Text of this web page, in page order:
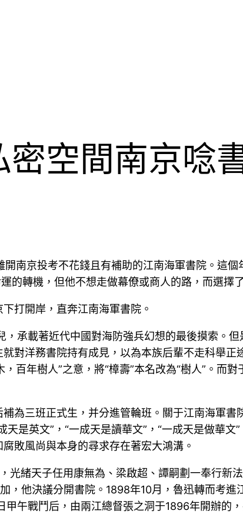
空間南京唸
南京投考不花錢且有補助的江南海軍書院。這
的轉機，但他不想走做幕僚或商人的路，而選擇
打開岸，直奔江南海軍書院。
承載著近代中國對海防強兵幻想的最後摸索。
對洋務書院持有成見，以為本族后輩不走科舉正
百年樹人”之意，將“樟壽”本名改為“樹人”。而
為三班正式生，并分進管輪班。關于江南海軍書
是英文”，“一成天是讀華文”，“一成天是做華
敗風尚與本身的尋求存在著宏大鴻溝。
光緒天子任用康無為、梁啟超、譚嗣劃一奉行新
，他決議分開書院。1898年10月，魯迅轉而考
午戰鬥后，由兩江總督張之洞于1896年開辦的